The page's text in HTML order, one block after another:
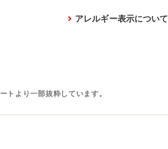
アレルギー表示について
トより一部抜粋しています。